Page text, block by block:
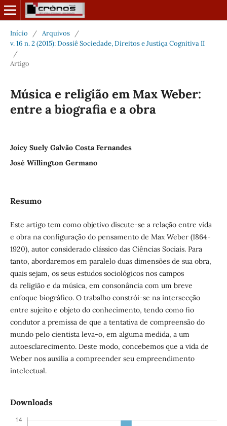
Início / Arquivos
/
v. 16 n. 2 (2015): Dossiê Sociedade, Direitos e Justiça Cognitiva II
/
Artigo
Música e religião em Max Weber:
entre a biografia e a obra
Joicy Suely Galvão Costa Fernandes
José Willington Germano
Resumo
Este artigo tem como objetivo discute-se a relação entre vida
e obra na configuração do pensamento de Max Weber (1864-
1920), autor considerado clássico das Ciências Sociais. Para
tanto, abordaremos em paralelo duas dimensões de sua obra,
quais sejam, os seus estudos sociológicos nos campos
da religião e da música, em consonância com um breve
enfoque biográfico. O trabalho constrói-se na intersecção
entre sujeito e objeto do conhecimento, tendo como fio
condutor a premissa de que a tentativa de compreensão do
mundo pelo cientista leva-o, em alguma medida, a um
autoesclarecimento. Deste modo, concebemos que a vida de
Weber nos auxilia a compreender seu empreendimento
intelectual.
Downloads